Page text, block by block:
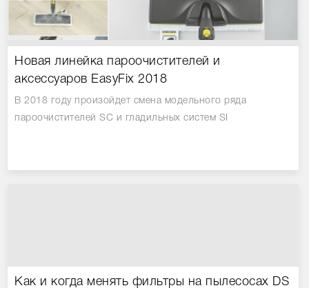
Новая линейка пароочистителей и
аксессуаров EasyFix 2018
В 2018 году произойдет смена модельного ряда
пароочистителей SC и гладильных систем SI
Как и когда менять фильтры на пылесосах DS